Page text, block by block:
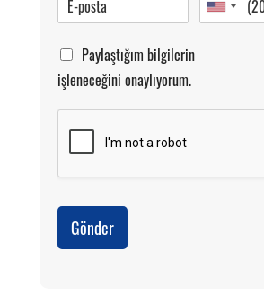
Paylaştığım bilgilerin
işleneceğini onaylıyorum.
Gönder